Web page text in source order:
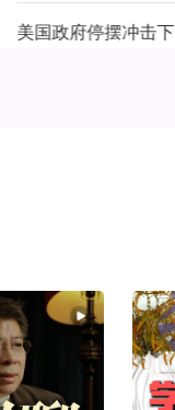
美国政府停摆冲击下的